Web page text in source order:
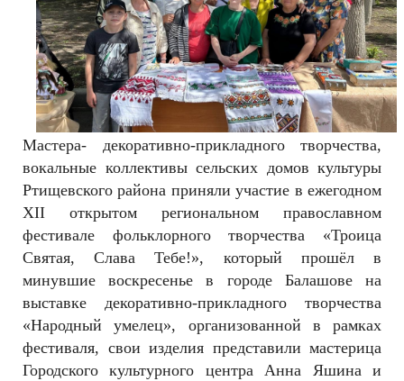
Мастера-
декоративно-прикладного творчества,
вокальные коллективы сельских домов культуры
Ртищевского района приняли участие в ежегодном
XII открытом региональном православном
фестивале фольклорного творчества «Троица
Святая, Слава Тебе!», который прошёл в
минувшие воскресенье в городе Балашове на
выставке декоративно-прикладного творчества
«Народный умелец», организованной в рамках
фестиваля, свои изделия представили мастерица
Городского культурного центра Анна Яшина и